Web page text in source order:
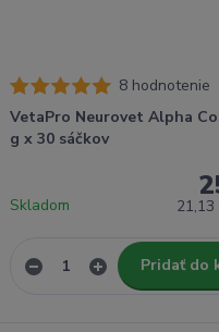
8 hodnotenie
VetaPro Neurovet Alpha
g x 30 sáčkov
21,13
Skladom
Pridať do